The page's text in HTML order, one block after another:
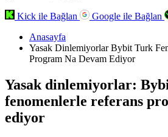
Kick ile Bağlan Google ile Bağlan
Anasayfa
Yasak Dinlemiyorlar Bybit Turk
Program Na Devam Ediyor
Yasak dinlemiyorlar:
fenomenlerle referans
ediyor